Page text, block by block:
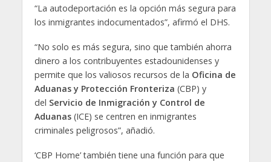
“La autodeportación es la opción más segura para
los inmigrantes indocumentados”, afirmó el DHS.
“No solo es más segura, sino que también ahorra
dinero a los contribuyentes estadounidenses y
permite que los valiosos recursos de la Oficina de
Aduanas y Protección Fronteriza (CBP) y
del Servicio de Inmigración y Control de
Aduanas(ICE) se centren en inmigrantes
criminales peligrosos”, añadió.
‘CBP Home’ también tiene una función para que